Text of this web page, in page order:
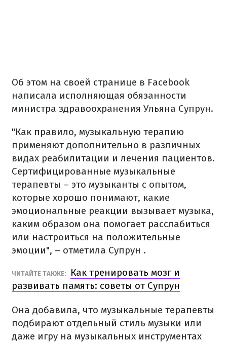
Об этом на своей странице в Facebook
написала исполняющая обязанности
министра здравоохранения Ульяна Супрун.
"Как правило, музыкальную терапию
применяют дополнительно в различных
видах реабилитации и лечения пациентов.
Сертифицированные музыкальные
терапевты – это музыканты с опытом,
которые хорошо понимают, какие
эмоциональные реакции вызывает музыка,
каким образом она помогает расслабиться
или настроиться на положительные
эмоции", – отметила Супрун .
ЧИТАЙТЕ ТАКЖЕ:
Как тренировать мозг и
развивать память: советы от Супрун
Она добавила, что музыкальные терапевты
подбирают отдельный стиль музыки или
даже игру на музыкальных инструментах